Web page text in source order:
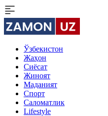
Ўзбекистон
Жаҳон
Сиёсат
Жиноят
Маданият
Спорт
Cаломатлик
Lifestyle